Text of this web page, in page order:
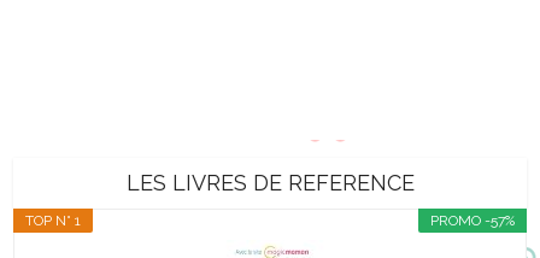
LES LIVRES DE REFERENCE
PROMO -57%
TOP N° 1